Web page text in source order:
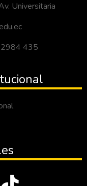
Universitaria
435